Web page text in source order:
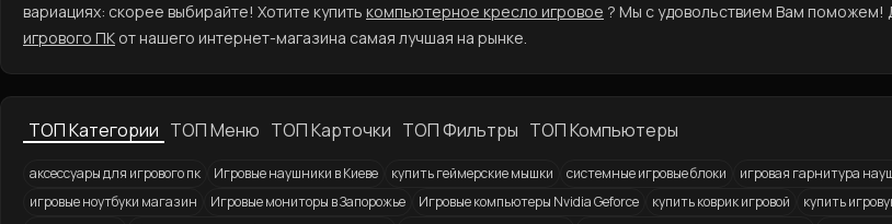
вариациях: скорее выбирайте! Хотите купить компьютерное кресло игровое ? Мы с удовольствием Вам поможем!
игрового ПК от нашего интернет-магазина самая лучшая на рынке.
ТОП Категории ТОП Меню ТОП Карточки ТОП Фильтры ТОП Компьютеры
аксессуары для игрового пк Игровые наушники в Киеве купить геймерские мышки системные игровые блоки игровая гарнитура
игровые ноутбуки магазин
Игровые мониторы в Запорожье Игровые компьютеры Nvidia Geforce купить коврик игровой купить